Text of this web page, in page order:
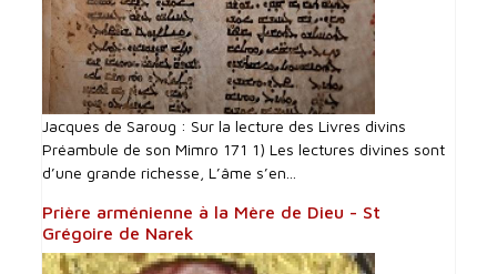
Jacques de Saroug : Sur la lecture des Livres divins
Préambule de son Mimro 171 1) Les lectures divines sont
d’une grande richesse, L’âme s’en...
Prière arménienne à la Mère de Dieu - St
Grégoire de Narek